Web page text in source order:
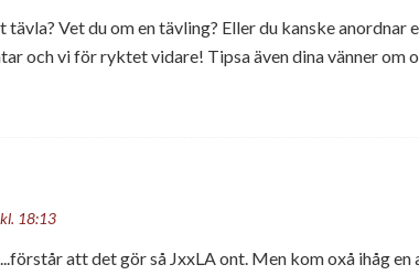
tävla? Vet du om en tävling? Eller du kanske anordnar
och vi för ryktet vidare! Tipsa även dina vänner om
18:13
att det gör så JxxLA ont. Men kom oxå ihåg en